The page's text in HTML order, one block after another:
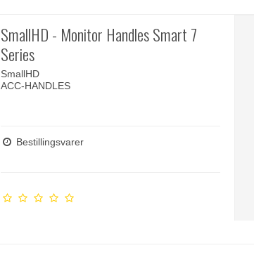
SmallHD - Monitor Handles Smart 7
Series
SmallHD
ACC-HANDLES
Bestillingsvarer